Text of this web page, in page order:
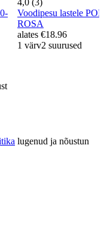
4,0 (3)
Voodipesu lastele
ROSA
alates €18.96
1 värv2 suurused
lugenud ja nõustun